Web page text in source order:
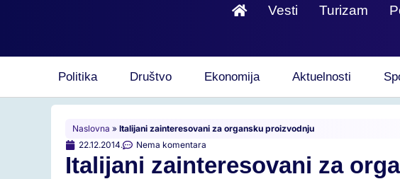
Vesti Turizam
Politika Društvo Ekonomija Aktuelnosti
Naslovna » Italijani zainteresovani za organsku proizvodnju
22.12.2014.
Nema komentara
Italijani zainteresovani za